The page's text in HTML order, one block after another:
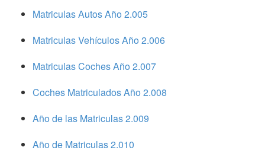
Matriculas Autos Año 2.005
Matriculas Vehículos Año 2.006
Matriculas Coches Año 2.007
Coches Matriculados Año 2.008
Año de las Matriculas 2.009
Año de Matriculas 2.010